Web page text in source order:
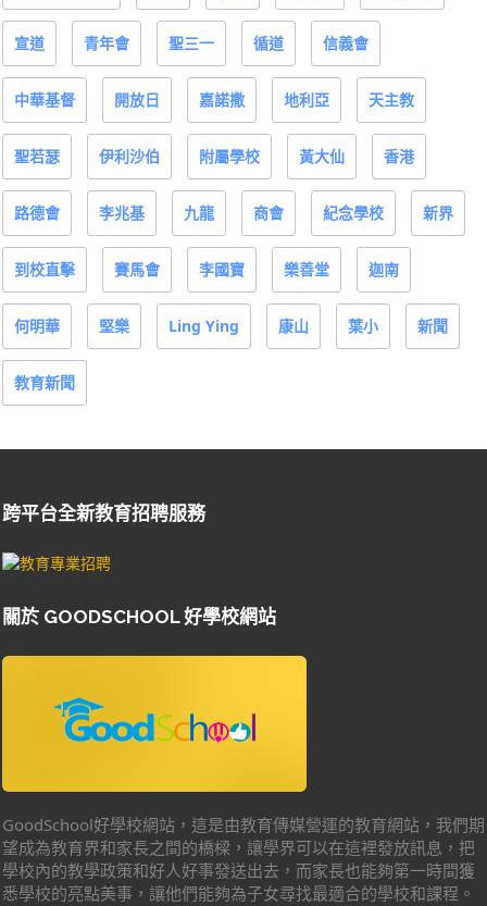
宣道 青年會 聖三一 循道 信義會
中華基督 開放日 嘉諾撒 地利亞 天主教
聖若瑟 伊利沙伯 附屬學校 黃大仙 香港
路德會 李兆基 九龍 商會 紀念學校 新界
到校直擊 賽馬會 李國寶 樂善堂 迦南
何明華 堅樂 Ling Ying 康山 葉小 新聞
教育新聞
跨平台全新教育招聘服務
關於 GOODSCHOOL 好學校網站
GoodSchool好學校網站，這是由教育傳媒營運的教育網站，我們期
望成為教育界和家長之間的橋樑，讓學界可以在這裡發放訊息，把
學校內的教學政策和好人好事發送出去，而家長也能夠第一時間獲
悉學校的亮點美事，讓他們能夠為子女尋找最適合的學校和課程。